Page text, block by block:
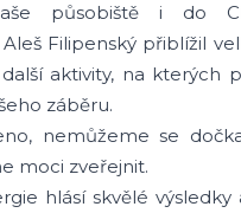
působiště i do
Filipenský přiblížil
aktivity, na kterých
záběru.
nemůžeme se
moci zveřejnit.
hlásí skvělé výsledky